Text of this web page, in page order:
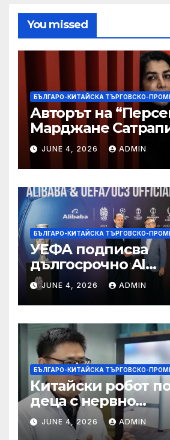
You missed
БЪЛГАРО-КИТАЙСКА ТЪРГОВСКО-
Авторът на
Марджане
“от тъга” на 56
JUNE 4, 2026 ADMIN
БЪЛГАРО-КИТАЙСКА ТЪРГОВСКО-
УЕФА подписва
дългосрочно AI
партньорство с
JUNE 4, 2026 ADMIN
БЪЛГАРО-КИТАЙСКА ТЪРГОВСКО-
Китайски робот
деца с нервно
разстройство да се
изправят за
JUNE 4, 2026 ADMIN